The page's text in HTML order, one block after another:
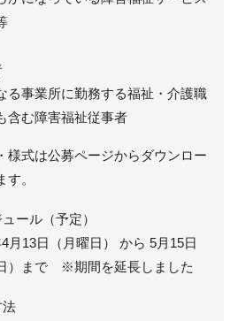
る事業所に勤務する福祉・介護職
含む障害福祉従事者
様式は公募ページからダウンロー
す。
ール（予定）
月13日（月曜日） から 5月15日
）まで ※期間を延長しました